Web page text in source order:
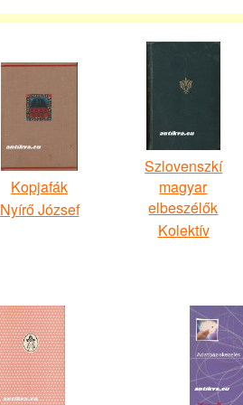
Kopjafák
Nyírő József
Szlovenszkí
magyar
elbeszélők
Kolektív